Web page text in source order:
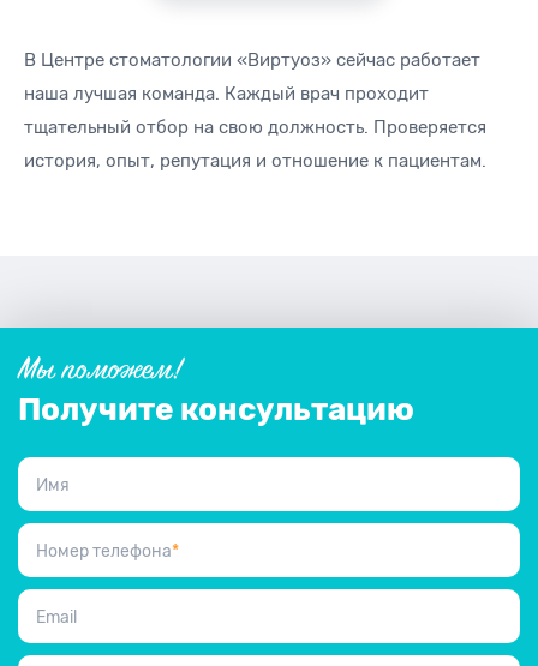
В Центре стоматологии «Виртуоз» сейчас работает
наша лучшая команда. Каждый врач проходит
тщательный отбор на свою должность. Проверяется
история, опыт, репутация и отношение к пациентам.
Мы поможем!
Получите консультацию
Имя
Номер телефона*
Email